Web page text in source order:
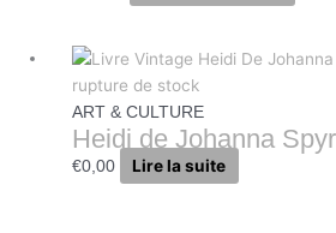
rupture de stock
ART & CULTURE
Heidi de Johanna
€0,00 Lire la suite